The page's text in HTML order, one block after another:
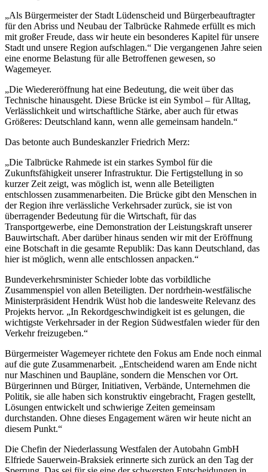
„Als Bürgermeister der Stadt Lüdenscheid und Bürgerbeauftragter
für den Abriss und Neubau der Talbrücke Rahmede erfüllt es mich
mit großer Freude, dass wir heute ein besonderes Kapitel für unsere
Stadt und unsere Region aufschlagen.“ Die vergangenen Jahre seien
eine enorme Belastung für alle Betroffenen gewesen, so
Wagemeyer.
„Die Wiedereröffnung hat eine Bedeutung, die weit über das
Technische hinausgeht. Diese Brücke ist ein Symbol – für Alltag,
Verlässlichkeit und wirtschaftliche Stärke, aber auch für etwas
Größeres: Deutschland kann, wenn alle gemeinsam handeln.“
Das betonte auch Bundeskanzler Friedrich Merz:
„Die Talbrücke Rahmede ist ein starkes Symbol für die
Zukunftsfähigkeit unserer Infrastruktur. Die Fertigstellung in so
kurzer Zeit zeigt, was möglich ist, wenn alle Beteiligten
entschlossen zusammenarbeiten. Die Brücke gibt den Menschen in
der Region ihre verlässliche Verkehrsader zurück, sie ist von
überragender Bedeutung für die Wirtschaft, für das
Transportgewerbe, eine Demonstration der Leistungskraft unserer
Bauwirtschaft. Aber darüber hinaus senden wir mit der Eröffnung
eine Botschaft in die gesamte Republik: Das kann Deutschland, das
hier ist möglich, wenn alle entschlossen anpacken.“
Bundeverkehrsminister Schieder lobte das vorbildliche
Zusammenspiel von allen Beteiligten. Der nordrhein-westfälische
Ministerpräsident Hendrik Wüst hob die landesweite Relevanz des
Projekts hervor. „In Rekordgeschwindigkeit ist es gelungen, die
wichtigste Verkehrsader in der Region Südwestfalen wieder für den
Verkehr freizugeben.“
Bürgermeister Wagemeyer richtete den Fokus am Ende noch einmal
auf die gute Zusammenarbeit. „Entscheidend waren am Ende nicht
nur Maschinen und Baupläne, sondern die Menschen vor Ort.
Bürgerinnen und Bürger, Initiativen, Verbände, Unternehmen die
Politik, sie alle haben sich konstruktiv eingebracht, Fragen gestellt,
Lösungen entwickelt und schwierige Zeiten gemeinsam
durchstanden. Ohne dieses Engagement wären wir heute nicht an
diesem Punkt.“
Die Chefin der Niederlassung Westfalen der Autobahn GmbH
Elfriede Sauerwein-Braksiek erinnerte sich zurück an den Tag der